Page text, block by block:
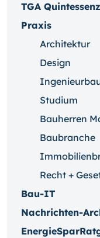
TGA Quintessenz
Praxis
Architektur
Design
Studium
Bauherren
Baubranche
Recht +
Bau-IT
Nachrichten-